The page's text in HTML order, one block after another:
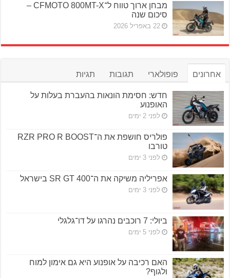
מבחן ארוך טווח ל־CFMOTO 800MT-X –
סיכום שנה
22 באפריל 2026
אחרונים פופולארי תגובות תגיות
חדש: חסימת הונאות בהעברת בעלות על
האופנוע
לפני 2 ימים
פולריס חושפת את ה־RZR PRO R BOOST
טורבו
לפני 3 ימים
אפריליה משיקה את ה־SR GT 400 בישראל
לפני 3 ימים
ביולי: 7 רוכבים נהרגו על דו־גלגלי
לפני 5 ימים
האם רכיבה על אופנוע היא גם אימון למוח
ולגוף?